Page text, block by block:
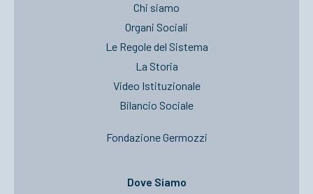
Chi siamo
Organi Sociali
Le Regole del Sistema
La Storia
Video Istituzionale
Bilancio Sociale
Fondazione Germozzi
Dove Siamo